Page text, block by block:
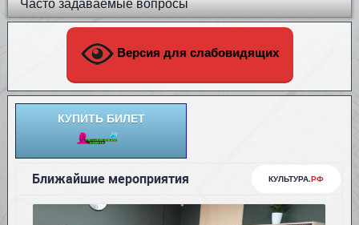
Часто задаваемые вопросы
Версия для слабовидящих
КУПИТЬ БИЛЕТ